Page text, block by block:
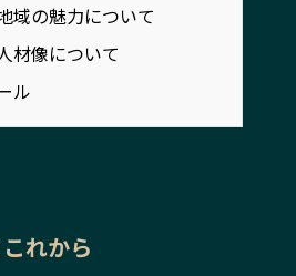
アンバサダー
域の魅力について
材像について
ル
れから